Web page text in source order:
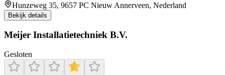
Hunzeweg 35, 9657 PC Nieuw Annerveen, Nederland
Bekijk details
Meijer Installatietechniek B.V.
Gesloten